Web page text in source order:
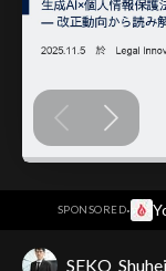
SPONSORED·
SEKO_Shuhei